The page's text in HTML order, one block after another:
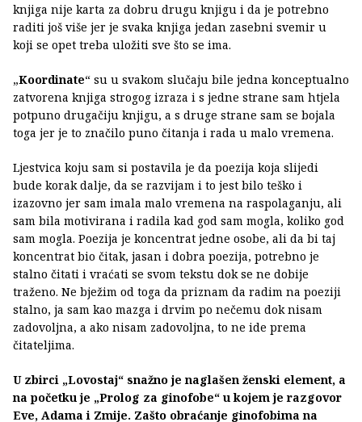
knjiga nije karta za dobru drugu knjigu i da je potrebno
raditi još više jer je svaka knjiga jedan zasebni svemir u
koji se opet treba uložiti sve što se ima.
„Koordinate“ su u svakom slučaju bile jedna konceptualno
zatvorena knjiga strogog izraza i s jedne strane sam htjela
potpuno drugačiju knjigu, a s druge strane sam se bojala
toga jer je to značilo puno čitanja i rada u malo vremena.
Ljestvica koju sam si postavila je da poezija koja slijedi
bude korak dalje, da se razvijam i to jest bilo teško i
izazovno jer sam imala malo vremena na raspolaganju, ali
sam bila motivirana i radila kad god sam mogla, koliko god
sam mogla. Poezija je koncentrat jedne osobe, ali da bi taj
koncentrat bio čitak, jasan i dobra poezija, potrebno je
stalno čitati i vraćati se svom tekstu dok se ne dobije
traženo. Ne bježim od toga da priznam da radim na poeziji
stalno, ja sam kao mazga i drvim po nečemu dok nisam
zadovoljna, a ako nisam zadovoljna, to ne ide prema
čitateljima.
U zbirci „Lovostaj“ snažno je naglašen ženski element, a
na početku je „Prolog za ginofobe“ u kojem je razgovor
Eve, Adama i Zmije. Zašto obraćanje ginofobima na